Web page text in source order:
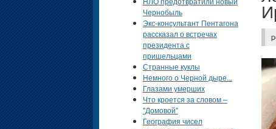
Чернобыль
Экс-консультант Пентагона
рассказал о встречах
президента с
пришельцами
Странные куклы
Немного о Черной дыре...
Глазами умерших
Что кроется за словом –
"Домовой"
География чисел